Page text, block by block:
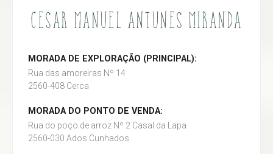
CESAR MANUEL ANTUNES MIRANDA
MORADA DE EXPLORAÇÃO (PRINCIPAL):
Rua das amoreiras Nº 14
2560-408 Cerca
MORADA DO PONTO DE VENDA:
Rua do poço de arroz Nº 2 Casal da Lapa
2560-030 Ados Cunhados